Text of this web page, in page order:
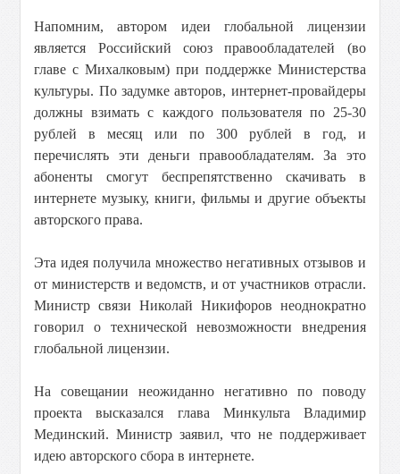
Напомним, автором идеи глобальной лицензии
является Российский союз правообладателей (во
главе с Михалковым) при поддержке Министерства
культуры. По задумке авторов, интернет-провайдеры
должны взимать с каждого пользователя по 25-30
рублей в месяц или по 300 рублей в год, и
перечислять эти деньги правообладателям. За это
абоненты смогут беспрепятственно скачивать в
интернете музыку, книги, фильмы и другие объекты
авторского права.
Эта идея получила множество негативных отзывов и
от министерств и ведомств, и от участников отрасли.
Министр связи Николай Никифоров неоднократно
говорил о технической невозможности внедрения
глобальной лицензии.
На совещании неожиданно негативно по поводу
проекта высказался глава Минкульта Владимир
Мединский. Министр заявил, что не поддерживает
идею авторского сбора в интернете.